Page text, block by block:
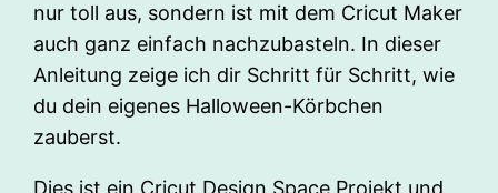
nur toll aus, sondern ist mit dem Cricut Maker
auch ganz einfach nachzubasteln. In dieser
Anleitung zeige ich dir Schritt für Schritt, wie
du dein eigenes Halloween-Körbchen
zauberst.
Dies ist ein Cricut Design Space Projekt und